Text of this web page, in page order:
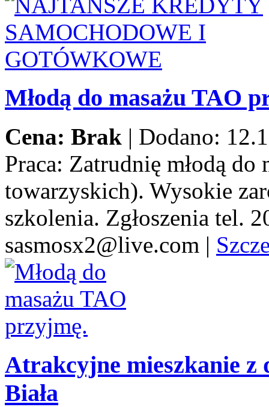
Młodą do masażu TAO
Cena: Brak | Dodano:
Praca: Zatrudnię młodą do
towarzyskich). Wysokie
szkolenia. Zgłoszenia tel.
sasmosx2@live.com |
Atrakcyjne mieszkanie z
Biała